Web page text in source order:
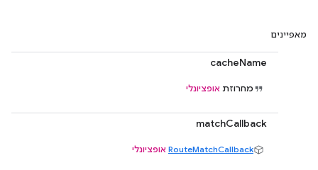
מאפיינים
cacheName
מחרוזת אופציונלי
matchCallback
RouteMatchCallback אופציונלי